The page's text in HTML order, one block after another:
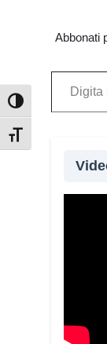
Attiva/disattiva alto
Attiva/disattiva
Abbonati
Digita la